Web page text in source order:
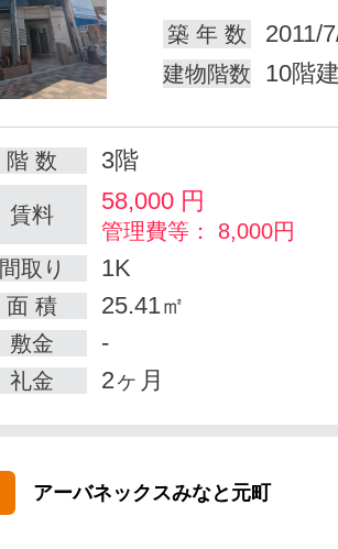
築 年 数
2011/
建物階数 10階
階 数 3階
賃料 58,000 円
管理費等： 8,000円
間取り
1K
面 積 25.41㎡
敷金 -
礼金 2ヶ月
アーバネックスみなと元町